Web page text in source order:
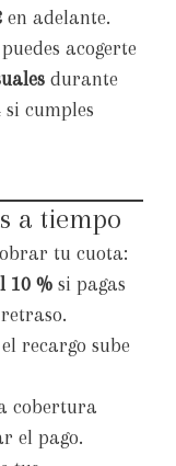
en adelante.
acogerte
durante
si cumples
a tiempo
tu cuota:
10 % si pagas
recargo sube
cobertura
el pago.